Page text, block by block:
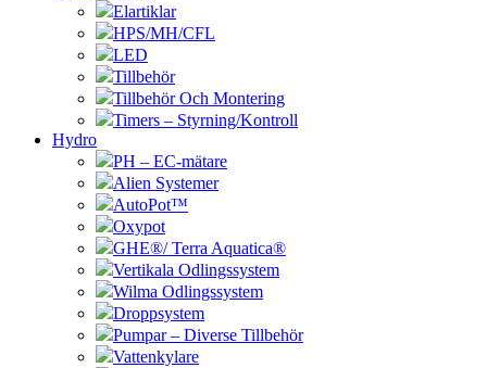
Elartiklar
HPS/MH/CFL
LED
Tillbehör
Tillbehör Och Montering
Timers – Styrning/Kontroll
Hydro
PH – EC-mätare
Alien Systemer
AutoPot™
Oxypot
GHE®/ Terra Aquatica®
Vertikala Odlingssystem
Wilma Odlingssystem
Droppsystem
Pumpar – Diverse Tillbehör
Vattenkylare